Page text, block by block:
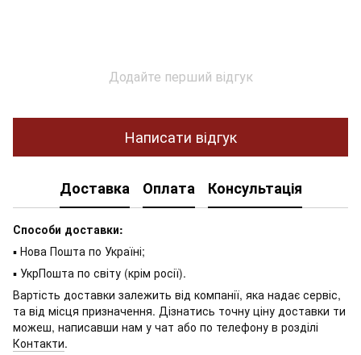
Додайте перший відгук
Написати відгук
Доставка Оплата Консультація
Способи доставки:
▪ Нова Пошта по Україні;
▪ УкрПошта по світу (крім росії).
Вартість доставки залежить від компанії, яка надає сервіс,
та від місця призначення. Дізнатись точну ціну доставки ти
можеш, написавши нам у чат або по телефону в розділі
Контакти.